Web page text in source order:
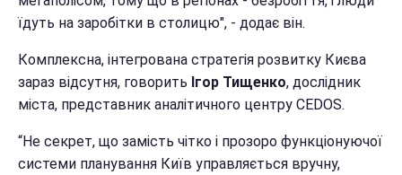
їдуть на заробітки в столицю", - додає він.
Комплексна, інтегрована стратегія розвитку Києва
зараз відсутня, говорить Ігор Тищенко, дослідник
міста, представник аналітичного центру CEDOS.
“Не секрет, що замість чітко і прозоро функціонуючої
системи планування Київ управляється вручну,